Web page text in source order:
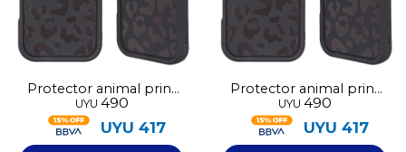
Protector animal print
negro Iphone 14
UYU 490
UYU 417
Protector animal print
negro Iphone 15
UYU 490
UYU 417